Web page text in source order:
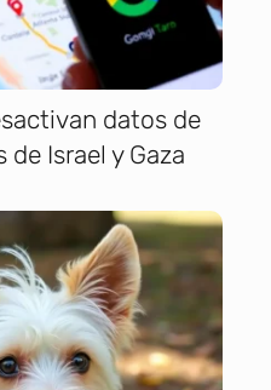
datos de
Israel y Gaza